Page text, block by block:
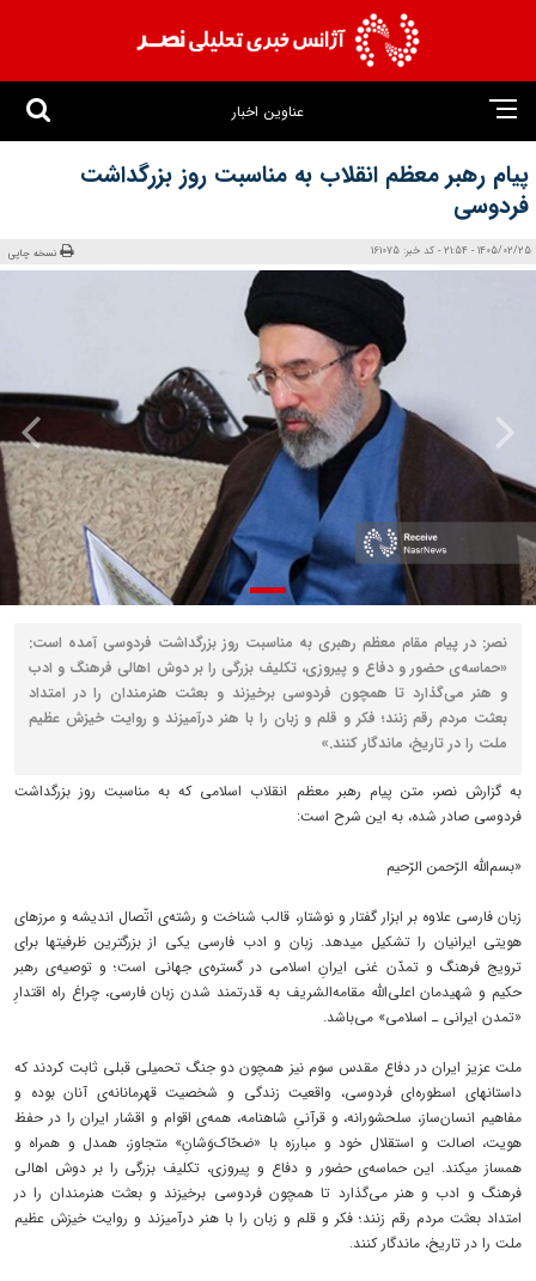
عناوین اخبار
پیام رهبر معظم انقلاب به مناسبت روز بزرگداشت
فردوسی
1405/02/25 - 21:54 - کد خبر: 161075 نسخه چاپی
نصر: در پیام مقام معظم رهبری به مناسبت روز بزرگداشت فردوسی آمده است:
«حماسه‌ی حضور و دفاع و پیروزی، تکلیف بزرگی را بر دوش اهالی فرهنگ و ادب
و هنر می‌گذارد تا همچون فردوسی برخیزند و بعثت هنرمندان را در امتداد
بعثت مردم رقم زنند؛ فکر و قلم و زبان را با هنر درآمیزند و روایت خیزش عظیم
ملت را در تاریخ، ماندگار کنند.»
به گزارش نصر، متن پیام رهبر معظم انقلاب اسلامی که به مناسبت روز بزرگداشت
فردوسی صادر شده، به این شرح است:
«بسم‌الله الرّحمن الرّحیم
زبان فارسی علاوه بر ابزار گفتار و نوشتار، قالب شناخت و رشته‌ی اتّصال اندیشه و مرزهای
هویتی ایرانیان را تشکیل میدهد. زبان و ادب فارسی یکی از بزرگترین ظرفیتها برای
ترویج فرهنگ و تمدّن غنی ایرانِ اسلامی در گستره‌ی جهانی است؛ و توصیه‌ی رهبر
حکیم و شهیدمان اعلی‌الله مقامه‌الشریف به قدرتمند شدن زبان فارسی، چراغ راه اقتدارِ
«تمدن ایرانی ـ اسلامی» می‌باشد.
ملت عزیز ایران در دفاع مقدس سوم نیز همچون دو جنگ تحمیلی قبلی ثابت کردند که
داستانهای اسطوره‌ای فردوسی، واقعیت زندگی و شخصیت قهرمانانه‌ی آنان بوده و
مفاهیم انسان‌ساز، سلحشورانه، و قرآنیِ شاهنامه، همه‌ی اقوام و اقشار ایران را در حفظ
هویت، اصالت و استقلال خود و مبارزه با «ضحّاک‌وَشانِ» متجاوز، همدل و همراه و
همساز میکند. این حماسه‌ی حضور و دفاع و پیروزی، تکلیف بزرگی را بر دوش اهالی
فرهنگ و ادب و هنر می‌گذارد تا همچون فردوسی برخیزند و بعثت هنرمندان را در
امتداد بعثت مردم رقم زنند؛ فکر و قلم و زبان را با هنر درآمیزند و روایت خیزش عظیم
ملت را در تاریخ، ماندگار کنند.